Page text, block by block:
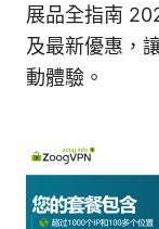
展品全指南
及最新優惠，
動體驗。